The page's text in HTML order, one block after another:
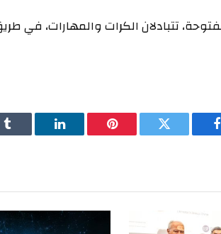
تتبادلان الكرات والمهارات، في
فيسبوك تويتر بينتيريستلينكدإن